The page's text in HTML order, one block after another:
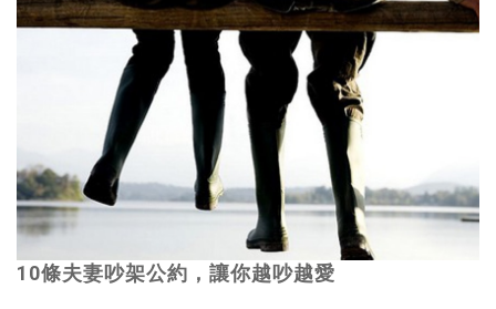
10條夫妻吵架公約，讓你越吵越愛